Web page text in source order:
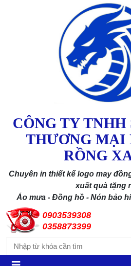
CÔNG TY
THƯƠNG MẠI
RỒNG
Chuyên in thiết kế logo may
xuất quà tặng
Áo mưa - Đồng hồ - Nón bảo
0903539308
0358873399